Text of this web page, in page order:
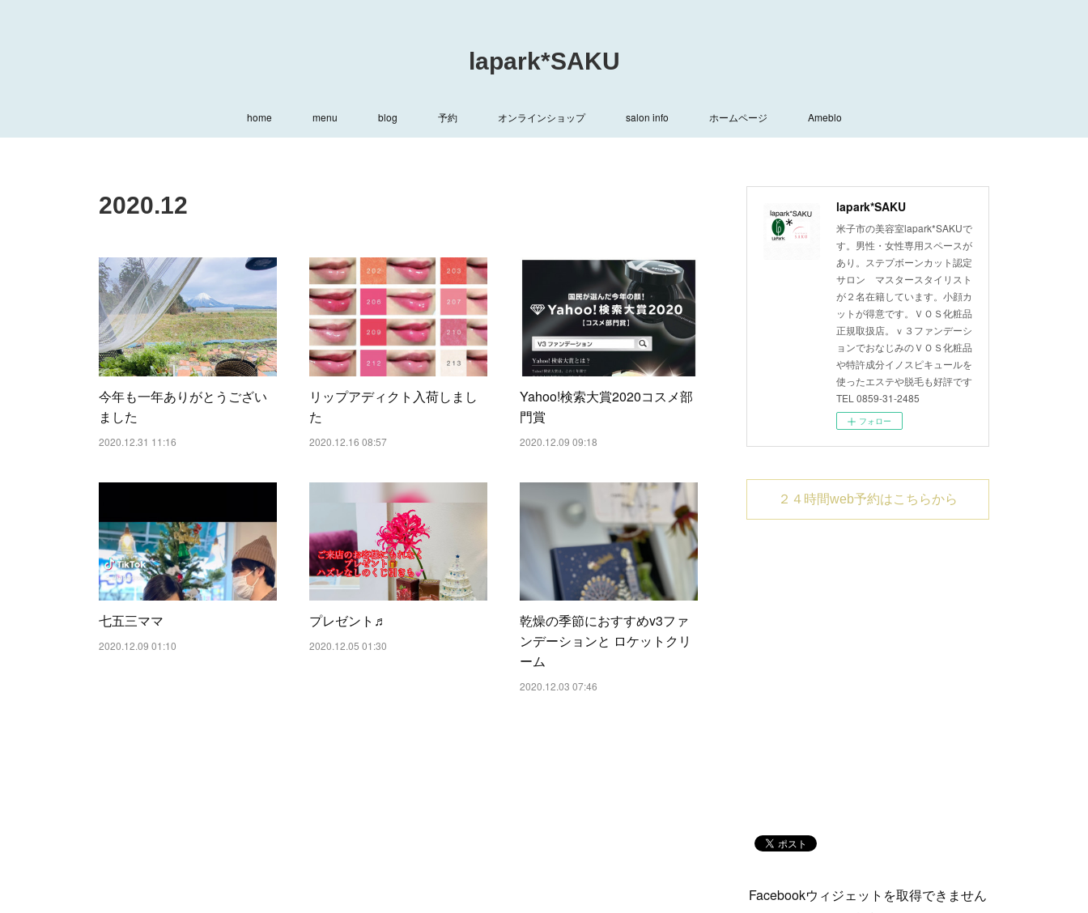
lapark*SAKU
home menu blog 予約 オンラインショップ salon info ホームページ Ameblo
2020.12
今年も一年ありがとうござい
ました
2020.12.31 11:16
リップアディクト入荷しまし
た
2020.12.16 08:57
Yahoo!検索大賞2020コスメ部
門賞
2020.12.09 09:18
七五三ママ
2020.12.09 01:10
プレゼント♬
2020.12.05 01:30
乾燥の季節におすすめv3ファ
ンデーションと ロケットクリ
ーム
2020.12.03 07:46
lapark*SAKU
米子市の美容室lapark*SAKUで
す。男性・女性専用スペースが
あり。ステプボーンカット認定
サロン マスタースタイリスト
が２名在籍しています。小顔カ
ットが得意です。ＶＯＳ化粧品
正規取扱店。ｖ３ファンデーシ
ョンでおなじみのＶＯＳ化粧品
や特許成分イノスピキュールを
使ったエステや脱毛も好評です
TEL 0859-31-2485
フォロー
２４時間web予約はこちらから
Facebookウィジェットを取得できません